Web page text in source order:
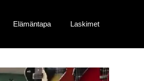
Elämäntapa Laskimet